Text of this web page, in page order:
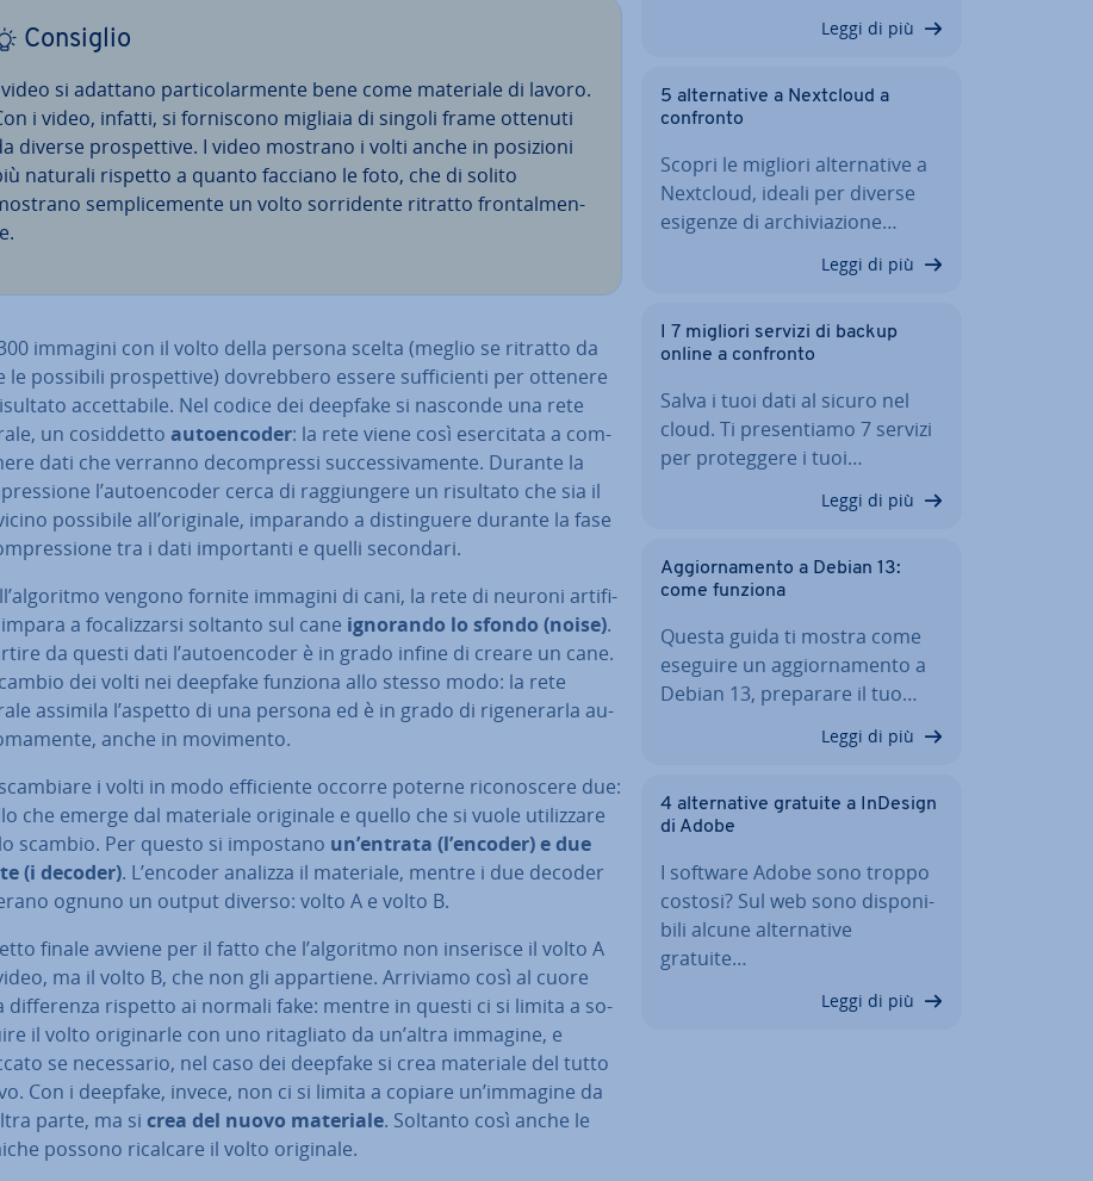
Consiglio
si adattano par­ti­co­lar­men­te bene come materiale di lavoro.
i video, infatti, si for­ni­sco­no migliaia di singoli frame ottenuti
diverse pro­spet­ti­ve. I video mostrano i volti anche in posizioni
naturali rispetto a quanto facciano le foto, che di solito
sem­pli­ce­men­te un volto sor­ri­den­te ritratto fron­tal­men­
immagini con il volto della persona scelta (meglio se ritratto da
le possibili pro­spet­ti­ve) do­vreb­be­ro essere suf­fi­cien­ti per ottenere
ac­cet­ta­bi­le. Nel codice dei deepfake si nasconde una rete
un co­sid­det­to au­toen­co­der: la rete viene così eser­ci­ta­ta a com­
dati che verranno de­com­pres­si suc­ces­si­va­men­te. Durante la
l’au­toen­co­der cerca di rag­giun­ge­re un risultato che sia il
possibile all’originale, imparando a di­stin­gue­re durante la fase
tra i dati im­por­tan­ti e quelli secondari.
vengono fornite immagini di cani, la rete di neuroni ar­ti­fi­
a fo­ca­liz­zar­si soltanto sul cane ignorando lo sfondo (noise).
da questi dati l’au­toen­co­der è in grado infine di creare un cane.
dei volti nei deepfake funziona allo stesso modo: la rete
assimila l’aspetto di una persona ed è in grado di ri­ge­ne­rar­la au­
anche in movimento.
i volti in modo ef­fi­cien­te occorre poterne ri­co­no­sce­re due:
che emerge dal materiale originale e quello che si vuole uti­liz­za­re
scambio. Per questo si impostano un’entrata (l’encoder) e due
(i decoder). L’encoder analizza il materiale, mentre i due decoder
ognuno un output diverso: volto A e volto B.
finale avviene per il fatto che l’algoritmo non inserisce il volto A
ma il volto B, che non gli ap­par­tie­ne. Arriviamo così al cuore
dif­fe­ren­za rispetto ai normali fake: mentre in questi ci si limita a so­
il volto ori­gi­nar­le con uno ri­ta­glia­to da un’altra immagine, e
se ne­ces­sa­rio, nel caso dei deepfake si crea materiale del tutto
Con i deepfake, invece, non ci si limita a copiare un’immagine da
parte, ma si crea del nuovo materiale. Soltanto così anche le
possono ricalcare il volto originale.
Leggi di più
5 al­ter­na­ti­ve a Nextcloud a
confronto
Scopri le migliori al­ter­na­ti­ve a
Nextcloud, ideali per diverse
esigenze di ar­chi­via­zio­ne…
Leggi di più
I 7 migliori servizi di backup
online a confronto
Salva i tuoi dati al sicuro nel
cloud. Ti pre­sen­tia­mo 7 servizi
per pro­teg­ge­re i tuoi…
Leggi di più
Ag­gior­na­men­to a Debian 13:
come funziona
Questa guida ti mostra come
eseguire un ag­gior­na­men­to a
Debian 13, preparare il tuo…
Leggi di più
4 al­ter­na­ti­ve gratuite a InDesign
di Adobe
I software Adobe sono troppo
costosi? Sul web sono di­spo­ni­
bi­li alcune al­ter­na­ti­ve
gratuite…
Leggi di più